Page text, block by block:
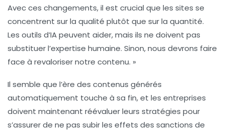
Avec ces changements, il est crucial que les sites se
concentrent sur la qualité plutôt que sur la quantité.
Les outils d’IA peuvent aider, mais ils ne doivent pas
substituer l’expertise humaine. Sinon, nous devrons faire
face à revaloriser notre contenu. »
Il semble que l’ère des contenus générés
automatiquement touche à sa fin, et les entreprises
doivent maintenant réévaluer leurs stratégies pour
s’assurer de ne pas subir les effets des sanctions de